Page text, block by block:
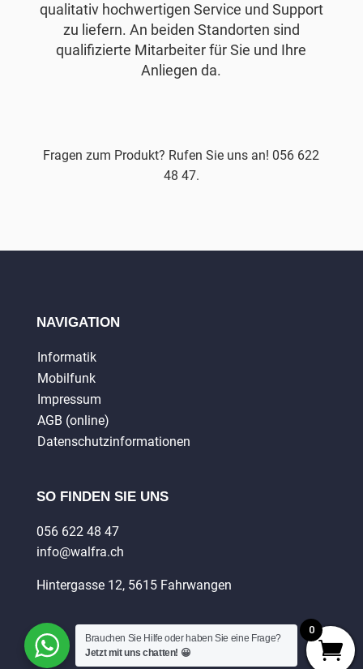
qualitativ hochwertigen Service und Support
zu liefern. An beiden Standorten sind
qualifizierte Mitarbeiter für Sie und Ihre
Anliegen da.
Fragen zum Produkt? Rufen Sie uns an! 056 622
48 47.
NAVIGATION
Informatik
Mobilfunk
Impressum
AGB (online)
Datenschutzinformationen
SO FINDEN SIE UNS
056 622 48 47
info@walfra.ch
Hintergasse 12, 5615 Fahrwangen
Brauchen Sie Hilfe oder haben Sie eine Frage?
Jetzt mit uns chatten! 😀
0